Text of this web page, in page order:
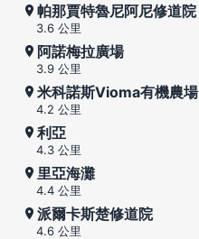
帕那賈特魯尼阿尼修道院
3.6 公里
阿諾梅拉廣場
3.9 公里
米科諾斯Vioma有機農場
4.2 公里
利亞
4.3 公里
里亞海灘
4.4 公里
派爾卡斯楚修道院
4.6 公里